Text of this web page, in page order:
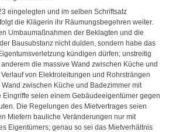
eingelegten und im selben Schriftsatz
die Klägerin ihr Räumungsbegehren weiter.
Umbaumaßnahmen der Beklagten und die
Bausubstanz nicht dulden, sondern habe das
kündigen dürfen; unstreitig
die massive Wand zwischen Küche und
von Elektroleitungen und Rohrsträngen
zwischen Küche und Badezimmer mit
seien einem Gebäudeeigentümer gegen
Die Regelungen des Mietvertrages seien
Mietern bauliche Veränderungen nur mit
Eigentümers; genau so sei das Mietverhältnis